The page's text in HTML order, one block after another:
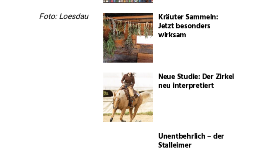
Foto: Loesdau Kräuter Sammeln:
Jetzt besonders
wirksam
Neue Studie: Der Zirkel
neu interpretiert
Unentbehrlich – der
Stalleimer